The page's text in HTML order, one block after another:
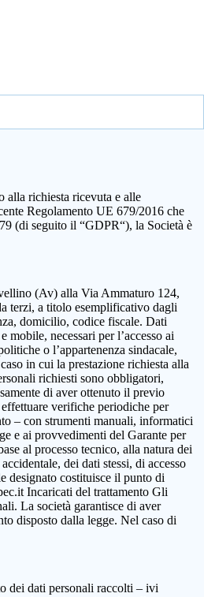
alla richiesta ricevuta e alle
Regolamento UE 679/2016 che
(di seguito il “GDPR“), la Società è
(Av) alla Via Ammaturo 124,
terzi, a titolo esemplificativo dagli
domicilio, codice fiscale. Dati
necessari per l’accesso ai
o l’appartenenza sindacale,
in cui la prestazione richiesta alla
richiesti sono obbligatori,
di aver ottenuto il previo
verifiche periodiche per
– con strumenti manuali, informatici
e ai provvedimenti del Garante per
al processo tecnico, alla natura dei
dei dati stessi, di accesso
designato costituisce il punto di
Incaricati del trattamento Gli
La società garantisce di aver
disposto dalla legge. Nel caso di
dei dati personali raccolti – ivi